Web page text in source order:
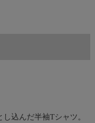
込んだ半袖Tシャツ。